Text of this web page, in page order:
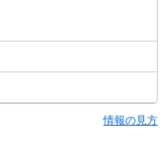
情報の見方